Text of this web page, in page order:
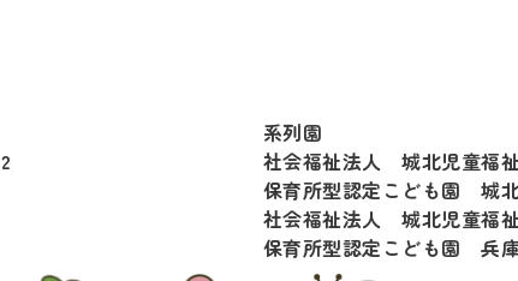
系列園
社会福祉法人 城北児童福
保育所型認定こども園 城
社会福祉法人 城北児童福
保育所型認定こども園 兵